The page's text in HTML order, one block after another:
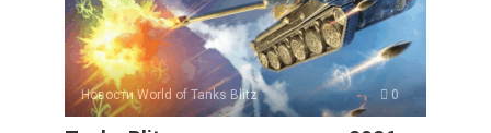
Новости World of Tanks Blitz 0